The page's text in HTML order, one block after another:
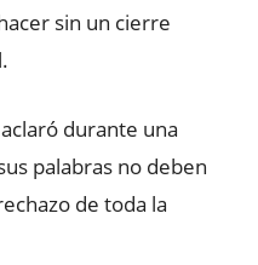
sin un cierre
durante una
palabras no deben
de toda la